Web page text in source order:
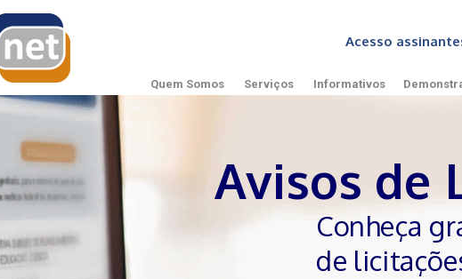
Acesso
Quem Somos Serviços Informativos
Avisos de
Conheça
de